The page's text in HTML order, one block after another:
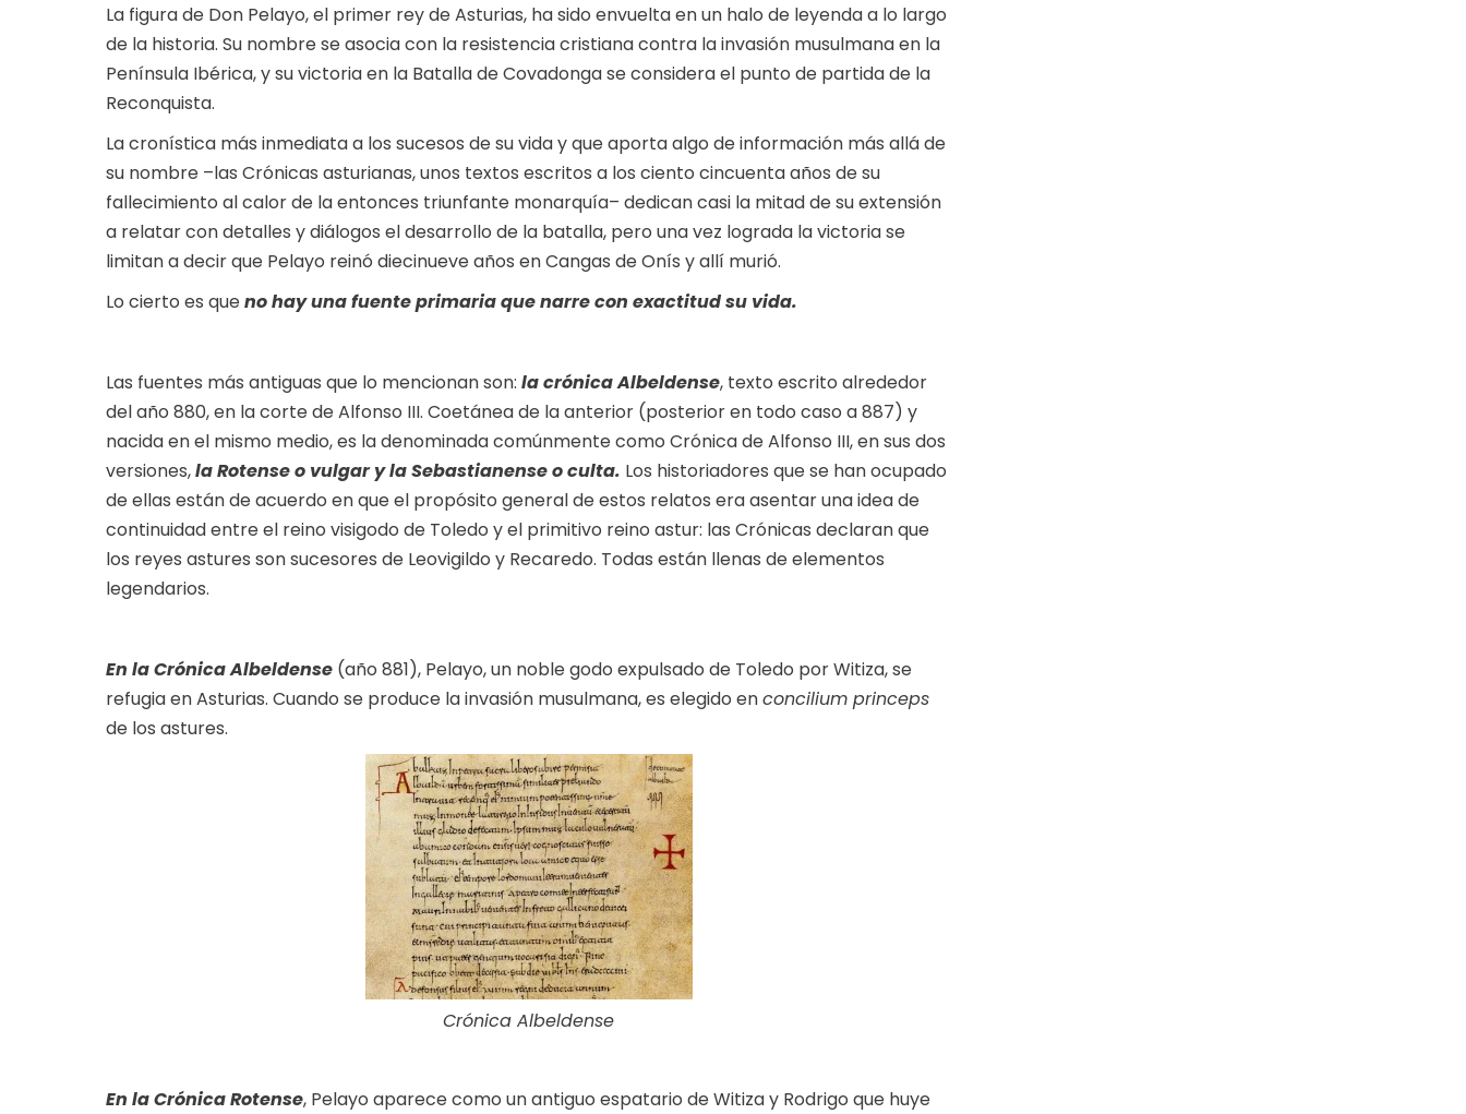
La figura de Don Pelayo, el primer rey de Asturias, ha sido envuelta en un halo de leyenda a lo largo
de la historia. Su nombre se asocia con la resistencia cristiana contra la invasión musulmana en la
Península Ibérica, y su victoria en la Batalla de Covadonga se considera el punto de partida de la
Reconquista.
La cronística más inmediata a los sucesos de su vida y que aporta algo de información más allá de
su nombre –las Crónicas asturianas, unos textos escritos a los ciento cincuenta años de su
fallecimiento al calor de la entonces triunfante monarquía– dedican casi la mitad de su extensión
a relatar con detalles y diálogos el desarrollo de la batalla, pero una vez lograda la victoria se
limitan a decir que Pelayo reinó diecinueve años en Cangas de Onís y allí murió.
Lo cierto es queno hay una fuente primaria que narre con exactitud su vida.
Las fuentes más antiguas que lo mencionan son: la crónica Albeldense, texto escrito alrededor
del año 880, en la corte de Alfonso III. Coetánea de la anterior (posterior en todo caso a 887) y
nacida en el mismo medio, es la denominada comúnmente como Crónica de Alfonso III, en sus dos
versiones,la Rotense o vulgar y la Sebastianense o culta. Los historiadores que se han ocupado
de ellas están de acuerdo en que el propósito general de estos relatos era asentar una idea de
continuidad entre el reino visigodo de Toledo y el primitivo reino astur: las Crónicas declaran que
los reyes astures son sucesores de Leovigildo y Recaredo. Todas están llenas de elementos
legendarios.
En la Crónica Albeldense (año 881), Pelayo, un noble godo expulsado de Toledo por Witiza, se
refugia en Asturias. Cuando se produce la invasión musulmana, es elegido enconcilium princeps
de los astures.
Crónica Albeldense
En la Crónica Rotense, Pelayo aparece como un antiguo espatario de Witiza y Rodrigo que huye